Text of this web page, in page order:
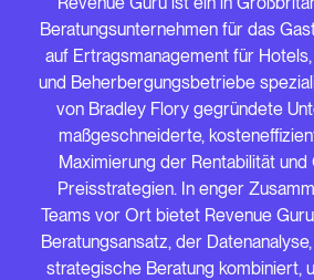
Beratungsunternehmen für das
auf Ertragsmanagement für
und Beherbergungsbetriebe
von Bradley Flory gegründete
maßgeschneiderte,
Maximierung der Rentabilität
Preisstrategien. In enger
Teams vor Ort bietet Revenue
Beratungsansatz, der
strategische Beratung kombiniert,